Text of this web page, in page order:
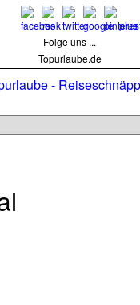
Folge uns ...
Topurlaube.de